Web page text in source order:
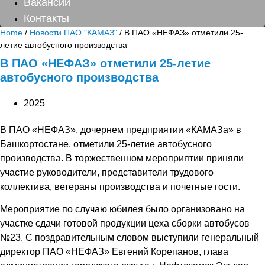
Контакты
Home / Новости ПАО "КАМАЗ" / В ПАО «НЕФАЗ» отметили 25-
летие автобусного производства
В ПАО «НЕФАЗ» отметили 25-летие
автобусного производства
2025
В ПАО «НЕФАЗ», дочернем предприятии «КАМАЗа» в
Башкортостане, отметили 25-летие автобусного
производства. В торжественном мероприятии приняли
участие руководители, представители трудового
коллектива, ветераны производства и почетные гости.
Мероприятие по случаю юбилея было организовано на
участке сдачи готовой продукции цеха сборки автобусов
№23. С поздравительным словом выступили генеральный
директор ПАО «НЕФАЗ» Евгений Корепанов, глава